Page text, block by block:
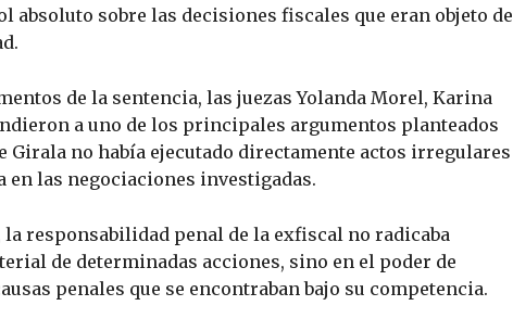
absoluto sobre las decisiones fiscales que eran objeto de
de la sentencia, las juezas Yolanda Morel, Karina
a uno de los principales argumentos planteados
Girala no había ejecutado directamente actos irregulares
las negociaciones investigadas.
la responsabilidad penal de la exfiscal no radicaba
de determinadas acciones, sino en el poder de
penales que se encontraban bajo su competencia.